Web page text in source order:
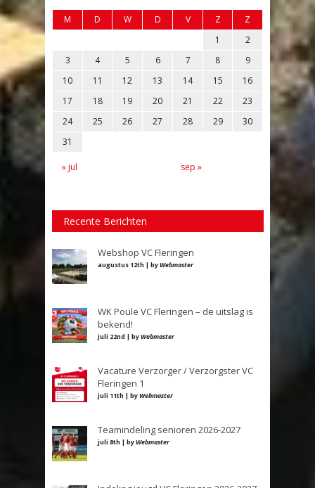
M D W D V Z
Z
1
2
3
4 5 6 7 8
9
10
11 12 13 14 15
16
17
18 19 20 21 22
23
24
25 26 27 28 29
30
31
« jul sep »
Recente Berichten
Webshop VC Fleringen
augustus 12th | byWebmaster
WK Poule VC Fleringen – de uitslag is
bekend!
juli 22nd | byWebmaster
Vacature Verzorger / Verzorgster VC
Fleringen 1
juli 11th | byWebmaster
Teamindeling senioren 2026-2027
juli 8th | byWebmaster